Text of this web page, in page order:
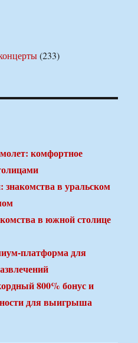
(233)
комфортное
знакомства в уральском
в южной столице
платформа для
800% бонус и
для выигрыша